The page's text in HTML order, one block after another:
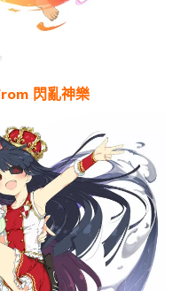
閃亂神樂